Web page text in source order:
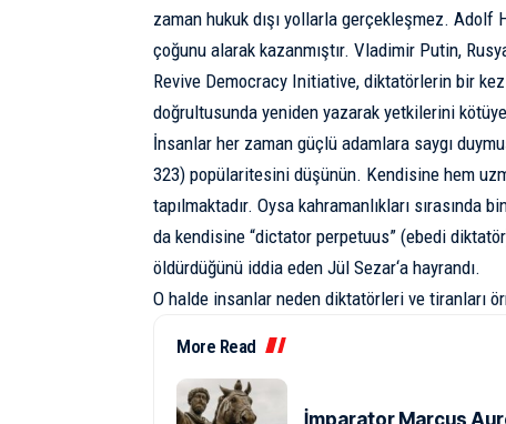
zaman hukuk dışı yollarla gerçekleşmez. Adolf
çoğunu alarak kazanmıştır. Vladimir Putin,
Revive Democracy Initiative, diktatörlerin bir
doğrultusunda yeniden yazarak yetkilerini
İnsanlar her zaman güçlü adamlara saygı
323) popülaritesini düşünün. Kendisine hem
tapılmaktadır. Oysa kahramanlıkları sırasında
da kendisine “dictator perpetuus” (ebedi
öldürdüğünü iddia eden Jül Sezar‘a hayrandı.
O halde insanlar neden diktatörleri ve tiranları
More Read
İmparator Marcus